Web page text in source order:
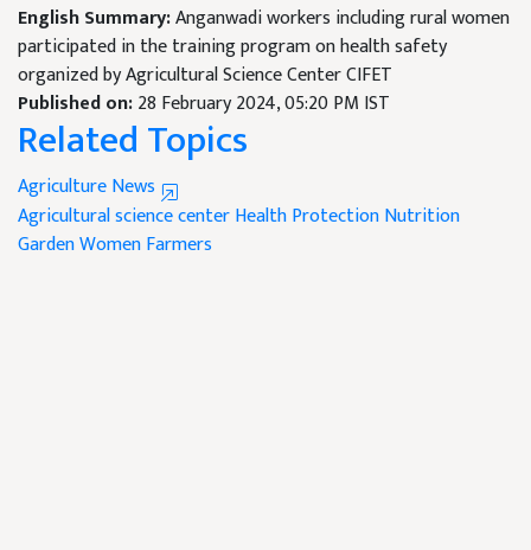
English Summary:Anganwadi workers including rural women
participated in the training program on health safety
organized by Agricultural Science Center CIFET
Published on:28 February 2024, 05:20 PM IST
Related Topics
Agriculture News
Agricultural science centerHealth ProtectionNutrition
GardenWomen Farmers